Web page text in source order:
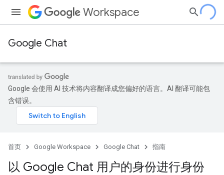
Workspace
Google Chat
Google 会使用 AI 技术将内容翻译成您偏好的语言。AI 翻译可能包
含错误。
首页 Google Workspace Google Chat 指南
以 Google Chat 用户的身份进行身份